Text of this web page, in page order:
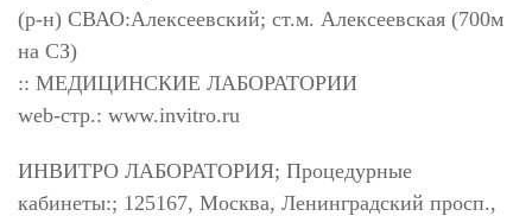
(р-н) СВАО:Алексеевский; ст.м. Алексеевская (700м
на СЗ)
:: МЕДИЦИНСКИЕ ЛАБОРАТОРИИ
web-стр.: www.invitro.ru
ИНВИТРО ЛАБОРАТОРИЯ; Процедурные
кабинеты:; 125167, Москва, Ленинградский просп.,